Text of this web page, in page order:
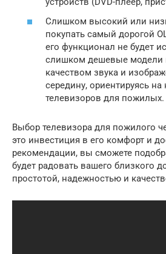
Слишком высокий или
покупать самый дорогой
его функционал не будет
слишком дешевые модели
качеством звука и
середину, ориентируясь
телевизоров для пожилых.
Выбор телевизора для пожилого
это инвестиция в его комфорт и
рекомендации, вы сможете
будет радовать вашего близкого
простотой, надежностью и